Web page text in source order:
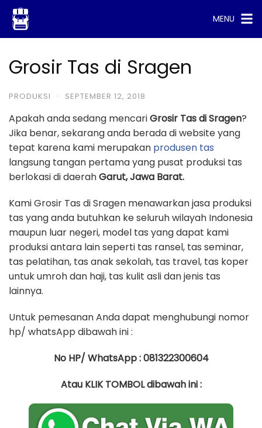
Skip
content
MENU
Grosir Tas di Sragen
PRODUKSI · SEPTEMBER 12, 2018
Apakah anda sedang mencariGrosir Tas di Sragen?
Jika benar, sekarang anda berada di website yang
tepat karena kami merupakan produsen tas
langsung tangan pertama yang pusat produksi tas
berlokasi di daerahGarut, Jawa Barat.
Kami Grosir Tas di Sragen menawarkan jasa produksi
tas yang anda butuhkan ke seluruh wilayah Indonesia
maupun luar negeri, model tas yang dapat kami
produksi antara lain seperti tas ransel, tas seminar,
tas pelatihan, tas anak sekolah, tas travel, tas koper
untuk umroh dan haji, tas kulit asli dan jenis tas
lainnya.
Untuk pemesanan Anda dapat menghubungi nomor
hp/ whatsApp dibawah ini :
No HP/ WhatsApp : 081322300604
Atau KLIK TOMBOL dibawah ini :